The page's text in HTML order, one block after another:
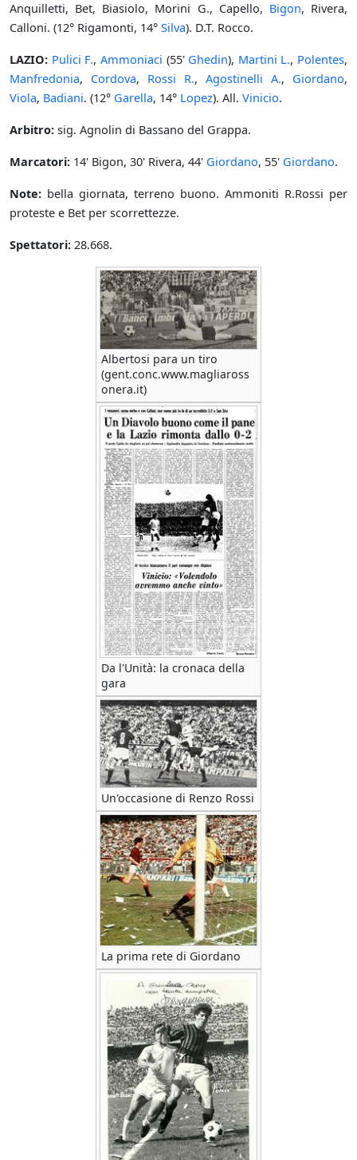
Anquilletti, Bet, Biasiolo, Morini G., Capello, Bigon, Rivera,
Calloni. (12° Rigamonti, 14° Silva). D.T. Rocco.
LAZIO: Pulici F., Ammoniaci (55' Ghedin), Martini L., Polentes,
Manfredonia, Cordova, Rossi R., Agostinelli A., Giordano,
Viola, Badiani. (12° Garella, 14° Lopez). All. Vinicio.
Arbitro: sig. Agnolin di Bassano del Grappa.
Marcatori: 14' Bigon, 30' Rivera, 44' Giordano, 55' Giordano.
Note: bella giornata, terreno buono. Ammoniti R.Rossi per
proteste e Bet per scorrettezze.
Spettatori: 28.668.
Albertosi para un tiro
(gent.conc.www.magliaross
onera.it)
Da l'Unità: la cronaca della
gara
Un'occasione di Renzo Rossi
La prima rete di Giordano